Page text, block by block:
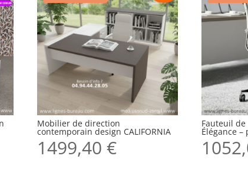
Mobilier de direction
contemporain design CALIFORNIA
1499,40€
Fauteuil
Élégance –